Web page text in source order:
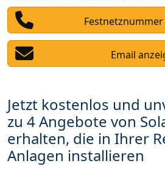
Email
Jetzt kostenlos und
zu 4 Angebote von
erhalten, die in Ihrer
Anlagen installieren